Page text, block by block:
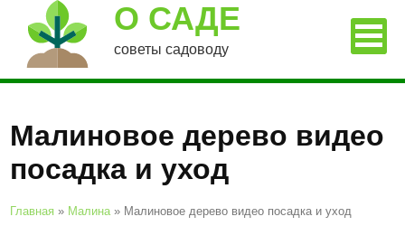
О САДЕ
советы садоводу
Малиновое дерево видео
посадка и уход
Главная » Малина» Малиновое дерево видео посадка и уход